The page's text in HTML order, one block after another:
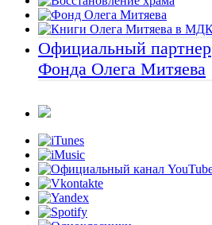
Официальный партнер
Фонда Олега Митяева